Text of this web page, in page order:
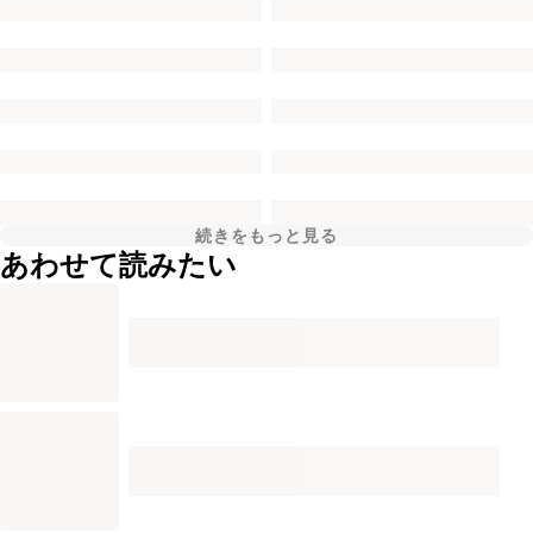
続きをもっと見る
あわせて読みたい